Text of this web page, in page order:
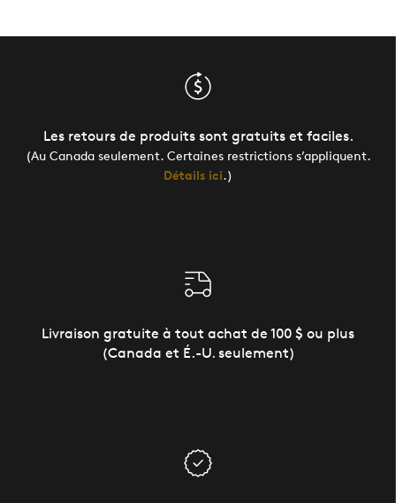
Les retours de produits sont gratuits et faciles.
(Au Canada seulement. Certaines restrictions s’appliquent.
Détails ici.)
Livraison gratuite à tout achat de 100 $ ou plus
(Canada et É.-U. seulement)